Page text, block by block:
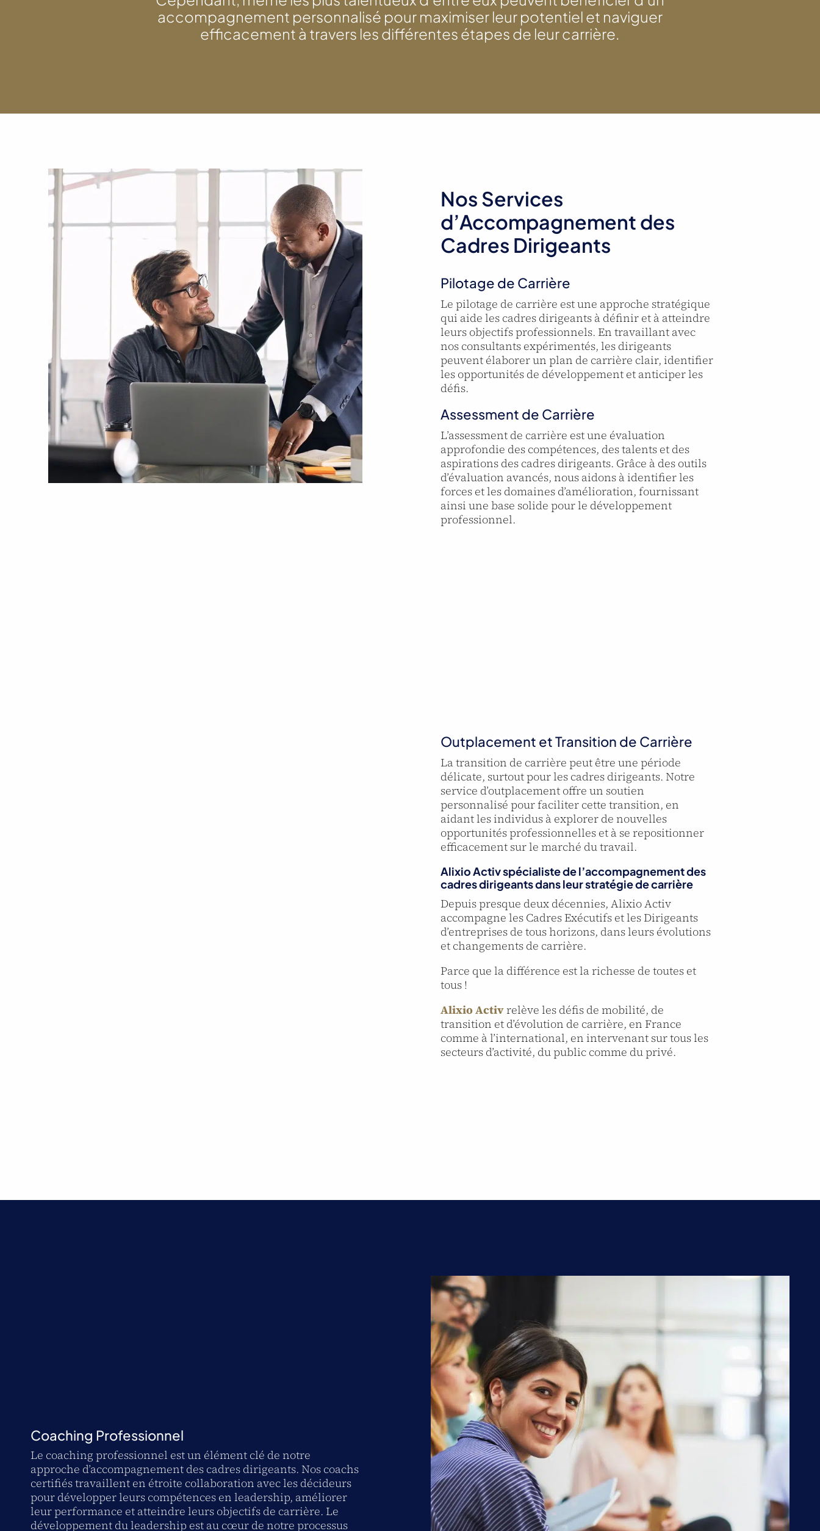
accompagnement personnalisé pour maximiser leur potentiel et naviguer
efficacement à travers les différentes étapes de leur carrière.
Nos Services
d’Accompagnement des
Cadres Dirigeants
Pilotage de Carrière
Le pilotage de carrière est une approche stratégique
qui aide les cadres dirigeants à définir et à atteindre
leurs objectifs professionnels. En travaillant avec
nos consultants expérimentés, les dirigeants
peuvent élaborer un plan de carrière clair, identifier
les opportunités de développement et anticiper les
défis.
Assessment de Carrière
L’assessment de carrière est une évaluation
approfondie des compétences, des talents et des
aspirations des cadres dirigeants. Grâce à des outils
d’évaluation avancés, nous aidons à identifier les
forces et les domaines d’amélioration, fournissant
ainsi une base solide pour le développement
professionnel.
Outplacement et Transition de Carrière
La transition de carrière peut être une période
délicate, surtout pour les cadres dirigeants. Notre
service d’outplacement offre un soutien
personnalisé pour faciliter cette transition, en
aidant les individus à explorer de nouvelles
opportunités professionnelles et à se repositionner
efficacement sur le marché du travail.
Alixio Activspécialiste de l’accompagnement des
cadres dirigeants dans leur stratégie de carrière
Depuis presque deux décennies, Alixio Activ
accompagne les Cadres Exécutifs et les Dirigeants
d’entreprises de tous horizons, dans leurs évolutions
et changements de carrière.
Parce que la différence est la richesse de toutes et
tous !
Alixio Activrelève les défis de mobilité, de
transition et d’évolution de carrière, en France
comme à l’international, en intervenant sur tous les
secteurs d’activité, du public comme du privé.
Coaching Professionnel
Le coaching professionnel est un élément clé de notre
approche d’accompagnement des cadres dirigeants. Nos coachs
certifiés travaillent en étroite collaboration avec les décideurs
pour développer leurs compétences en leadership, améliorer
leur performance et atteindre leurs objectifs de carrière. Le
développement du leadership est au cœur de notre processus